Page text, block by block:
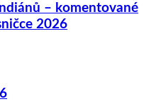
– komentované
2026